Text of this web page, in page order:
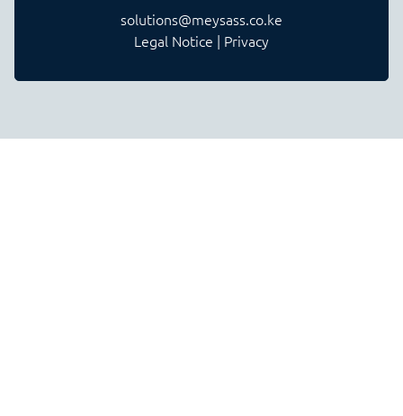
solutions@meysass.co.ke
Legal Notice | Privacy